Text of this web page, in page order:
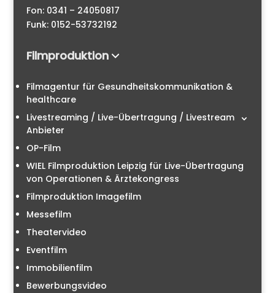
Fon: 0341 – 24050817
Funk: 0152-53732192
Filmproduktion
Filmagentur für Gesundheitskommunikation &
healthcare
Livestreaming / Live-Übertragung / Livestream
Anbieter
OP-Film
WIEL Filmproduktion Leipzig für Live-Übertragung
von Operationen & Ärztekongress
Filmproduktion Imagefilm
Messefilm
Theatervideo
Eventfilm
Immobilienfilm
Bewerbungsvideo